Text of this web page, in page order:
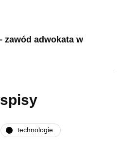
zawód adwokata w
technologie